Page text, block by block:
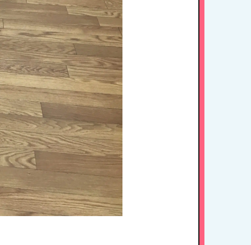
年間行事
施設紹介・園概要
入園案内
アクセス
お問い合わせ
病児保育について